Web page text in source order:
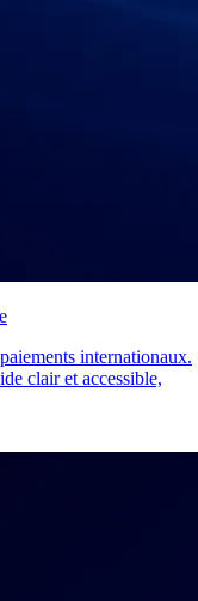
internationaux.
clair et accessible,